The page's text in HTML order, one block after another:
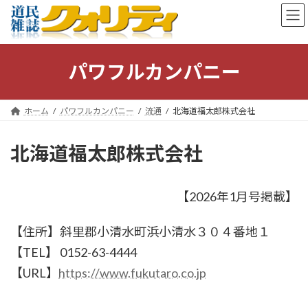
ン
キ
ー
に
パワフルカンパニー
ホーム パワフルカンパニー 流通 北海道福太郎株式会社
北海道福太郎株式会社
【2026年1月号掲載】
【住所】斜里郡小清水町浜小清水３０４番地１
【TEL】 0152-63-4444
【URL】 https://www.fukutaro.co.jp